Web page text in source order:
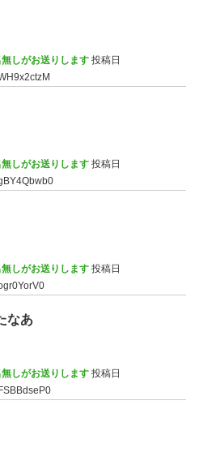
しがお送りします 投稿日
しがお送りします 投稿日
しがお送りします 投稿日
なあ
しがお送りします 投稿日